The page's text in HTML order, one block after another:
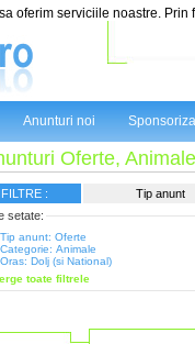
oferim serviciile noastre.
Anunturi noi
Oferte,
FILTRE :
Tip anunt
setate:
Tip anunt: Oferte
Categorie: Animale
Oras: Dolj (si National)
toate filtrele